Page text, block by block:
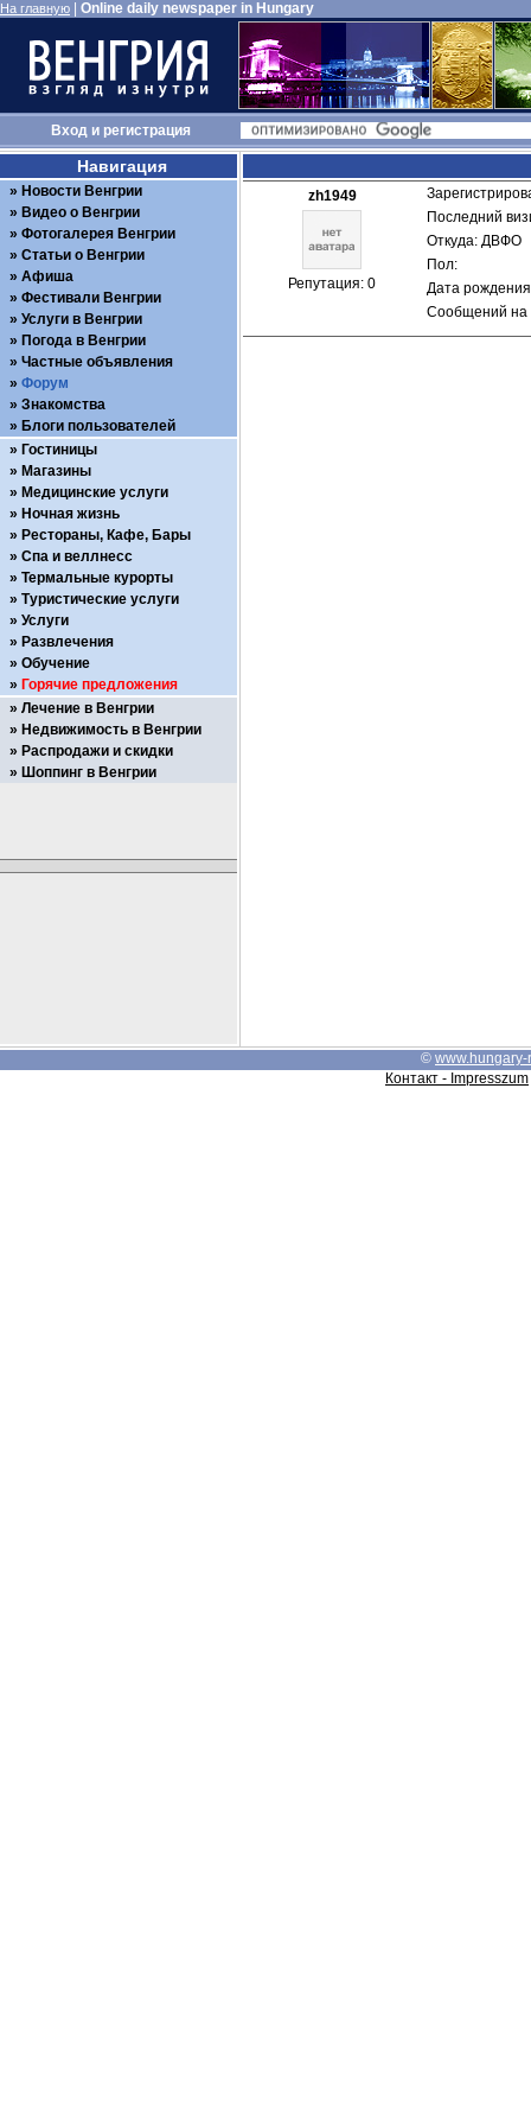
На главную Online daily newspaper in Hungary
Входи регистрация
zh1949
Репутация: 0
Последний
Откуда: ДВФО
Пол:
Дата
Сообщений на
Навигация
Новости Венгрии
Видео о Венгрии
Фотогалерея Венгрии
Статьи о Венгрии
Афиша
Фестивали Венгрии
Услуги в Венгрии
Погода в Венгрии
Частные объявления
Форум
Знакомства
Блоги пользователей
Гостиницы
Магазины
Медицинские услуги
Ночная жизнь
Рестораны, Кафе, Бары
Спа и веллнесс
Термальные курорты
Туристические услуги
Услуги
Развлечения
Обучение
Горячие предложения
Лечение в Венгрии
Недвижимость в Венгрии
Распродажи и скидки
Шоппинг в Венгрии
© www.hungary-
Контакт - Impresszum